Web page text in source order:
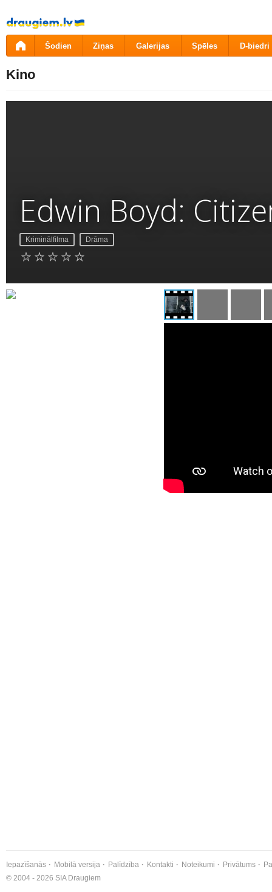
Pāriet
uz
saturu
Šodien Ziņas Galerijas Spēles D-biedri
Kino
Edwin Boyd:
Kriminālfilma Drāma
Iepazīšanās Mobilā versija Palīdzība Kontakti Noteikumi Privātums
© 2004 - 2026 SIA Draugiem